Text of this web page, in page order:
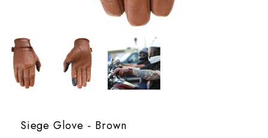
Siege Glove - Brown